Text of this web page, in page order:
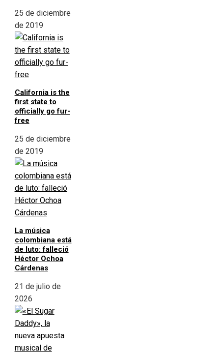
25 de diciembre
de 2019
California is the
first state to
officially go fur-
free
25 de diciembre
de 2019
La música
colombiana está
de luto: falleció
Héctor Ochoa
Cárdenas
21 de julio de
2026